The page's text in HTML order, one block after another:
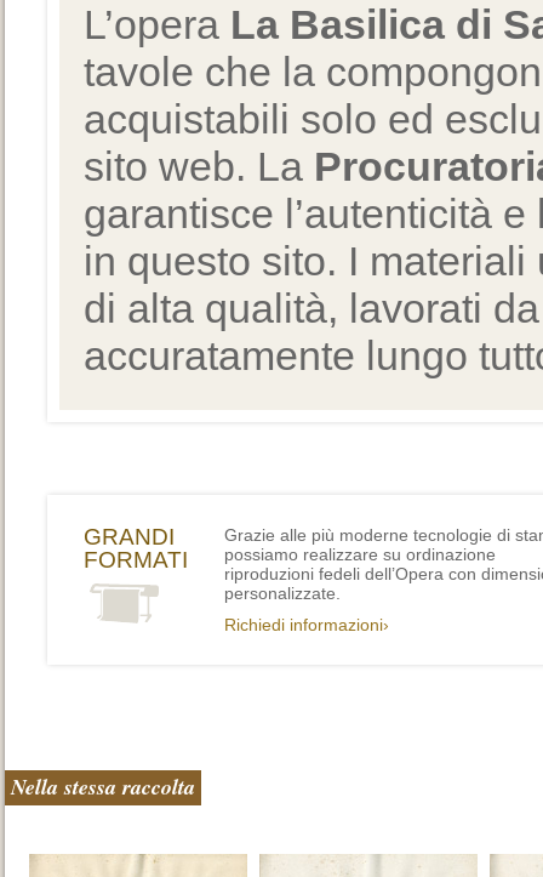
L’opera La Basilica di
tavole che la
acquistabili solo ed
sito web. La
garantisce l’autenticità
in questo sito. I
di alta qualità, lavorati
accuratamente lungo
GRANDI
FORMATI
Grazie alle più moderne tecnologie di
possiamo realizzare su ordinazione
riproduzioni fedeli dell’Opera con
personalizzate.
Richiedi informazioni›
Nella stessa raccolta